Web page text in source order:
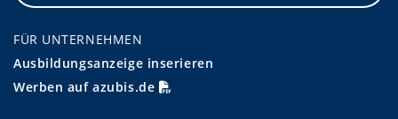
FÜR UNTERNEHMEN
Ausbildungsanzeige inserieren
Werben auf azubis.de